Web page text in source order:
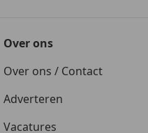
Over ons
Over ons / Contact
Adverteren
Vacatures